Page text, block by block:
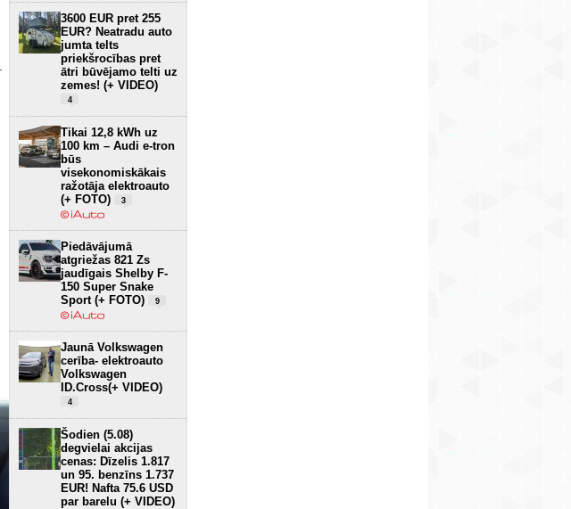
3600 EUR pret 255
EUR? Neatradu auto
jumta telts
priekšrocības pret
ātri būvējamo telti uz
zemes! (+ VIDEO)
4
Tikai 12,8 kWh uz
100 km – Audi e-tron
būs
visekonomiskākais
ražotāja elektroauto
(+ FOTO)
3
Piedāvājumā
atgriežas 821 Zs
jaudīgais Shelby F-
150 Super Snake
Sport (+ FOTO)
9
Jaunā Volkswagen
cerība- elektroauto
Volkswagen
ID.Cross(+ VIDEO)
4
Šodien (5.08)
degvielai akcijas
cenas: Dīzelis 1.817
un 95. benzīns 1.737
EUR! Nafta 75.6 USD
par barelu (+ VIDEO)